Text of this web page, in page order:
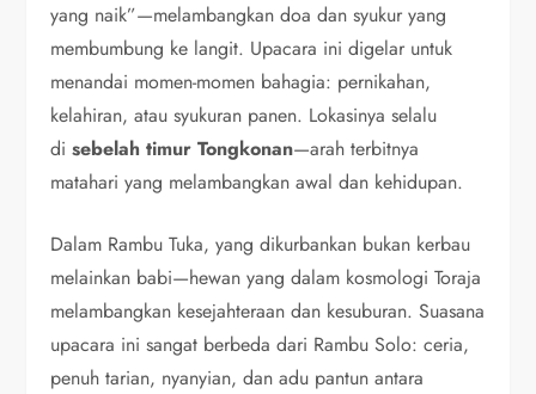
yang naik”—melambangkan doa dan syukur yang
membumbung ke langit. Upacara ini digelar untuk
menandai momen-momen bahagia: pernikahan,
kelahiran, atau syukuran panen. Lokasinya selalu
disebelah timur Tongkonan—arah terbitnya
matahari yang melambangkan awal dan kehidupan.
Dalam Rambu Tuka, yang dikurbankan bukan kerbau
melainkan babi—hewan yang dalam kosmologi Toraja
melambangkan kesejahteraan dan kesuburan. Suasana
upacara ini sangat berbeda dari Rambu Solo: ceria,
penuh tarian, nyanyian, dan adu pantun antara